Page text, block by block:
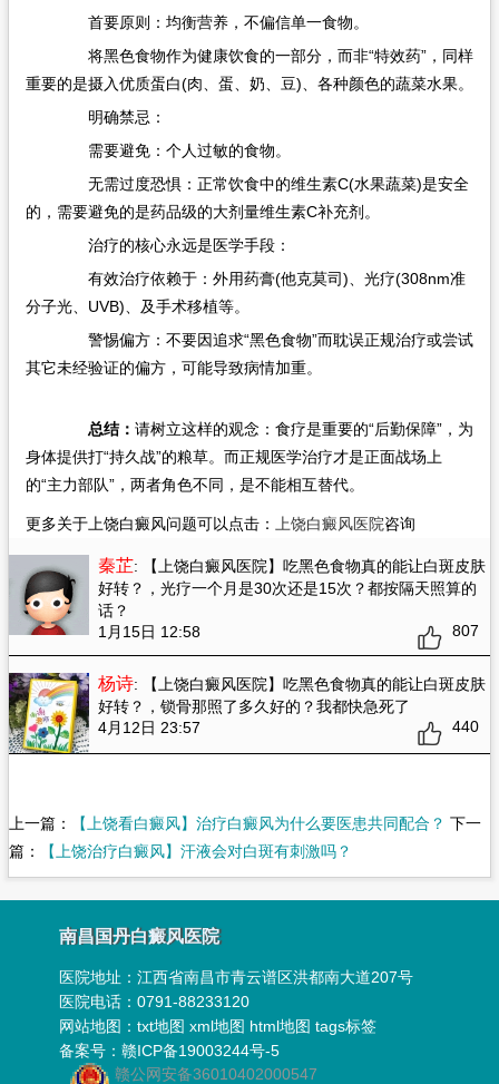
首要原则：均衡营养，不偏信单一食物。
将黑色食物作为健康饮食的一部分，而非“特效药”，同样
重要的是摄入优质蛋白(肉、蛋、奶、豆)、各种颜色的蔬菜水果。
明确禁忌：
需要避免：个人过敏的食物。
无需过度恐惧：正常饮食中的维生素C(水果蔬菜)是安全
的，需要避免的是药品级的大剂量维生素C补充剂。
治疗的核心永远是医学手段：
有效治疗依赖于：外用药膏(他克莫司)、光疗(308nm准
分子光、UVB)、及手术移植等。
警惕偏方：不要因追求“黑色食物”而耽误正规治疗或尝试
其它未经验证的偏方，可能导致病情加重。
总结： 请树立这样的观念：食疗是重要的“后勤保障”，为
身体提供打“持久战”的粮草。而正规医学治疗才是正面战场上
的“主力部队”，两者角色不同，是不能相互替代。​
更多关于上饶白癜风问题可以点击： 上饶白癜风医院咨询
秦芷: 【上饶白癜风医院】吃黑色食物真的能让白斑皮肤
好转？ ，光疗一个月是30次还是15次？都按隔天照算的
话？
1月15日 12:58
807
杨诗: 【上饶白癜风医院】吃黑色食物真的能让白斑皮肤
好转？ ，锁骨那照了多久好的？我都快急死了
4月12日 23:57
440
上一篇： 【上饶看白癜风】治疗白癜风为什么要医患共同配合？ 下一
篇：
【上饶治疗白癜风】汗液会对白斑有刺激吗？
南昌国丹白癜风医院
医院地址：江西省南昌市青云谱区洪都南大道207号
医院电话：0791-88233120
网站地图：txt地图 xml地图 html地图 tags标签
备案号：赣ICP备19003244号-5
赣公网安备36010402000547